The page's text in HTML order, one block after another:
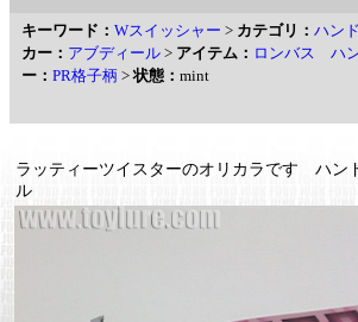
キーワード： Wスイッシャー > カテゴリ： ハン
カー： アブディール > アイテム： ロンバス ハ
ー： PR格子柄 >状態： mint
ラッティーツイスターのオリカラです ハン
ル